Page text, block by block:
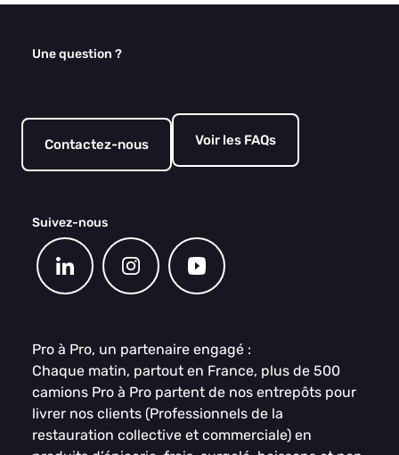
Une question ?
Contactez-nous Voir les FAQs
Suivez-nous
Pro à Pro, un partenaire engagé :
Chaque matin, partout en France, plus de 500
camions Pro à Pro partent de nos entrepôts pour
livrer nos clients (Professionnels de la
restauration collective et commerciale) en